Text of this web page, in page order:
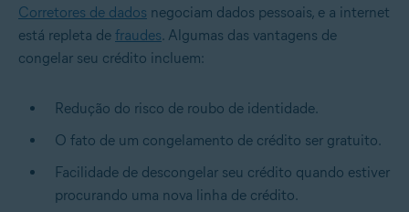
Corretores de dados negociam dados pessoais, e a internet
está repleta de fraudes. Algumas das vantagens de
congelar seu crédito incluem:
Redução do risco de roubo de identidade.
O fato de um congelamento de crédito ser gratuito.
Facilidade de descongelar seu crédito quando estiver
procurando uma nova linha de crédito.